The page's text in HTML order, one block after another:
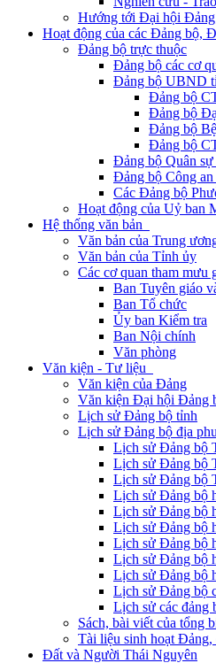
Hướng tới Đại hội Đảng
Hoạt động của các Đảng bộ,
Đảng bộ trực thuộc
Đảng bộ các cơ
Đảng bộ UBND
Đảng bộ
Đảng bộ
Đảng bộ
Đảng bộ
Đảng bộ Quân sự
Đảng bộ Công an
Các Đảng bộ
Hoạt động của Uỷ ban
Hệ thống văn bản
Văn bản của Trung
Văn bản của Tỉnh ủy
Các cơ quan tham mưu
Ban Tuyên giáo
Ban Tổ chức
Ủy ban Kiểm tra
Ban Nội chính
Văn phòng
Văn kiện - Tư liệu
Văn kiện của Đảng
Văn kiện Đại hội Đảng
Lịch sử Đảng bộ tỉnh
Lịch sử Đảng bộ địa
Lịch sử Đảng bộ
Lịch sử Đảng bộ
Lịch sử Đảng bộ
Lịch sử Đảng bộ
Lịch sử Đảng bộ
Lịch sử Đảng bộ
Lịch sử Đảng bộ
Lịch sử Đảng bộ
Lịch sử Đảng bộ
Lịch sử Đảng bộ
Lịch sử các đảng
Sách, bài viết của tổng
Tài liệu sinh hoạt Đảng,
Đất và Người Thái Nguyên